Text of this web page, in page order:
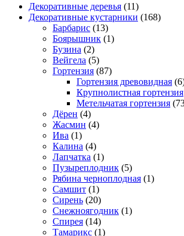
Декоративные деревья (11)
Декоративные кустарники (168)
Барбарис (13)
Боярышник (1)
Бузина (2)
Вейгела (5)
Гортензия (87)
Гортензия древовидная
Крупнолистная гортензия
Метельчатая гортензия
Дёрен (4)
Жасмин (4)
Ива (1)
Калина (4)
Лапчатка (1)
Пузыреплодник (5)
Рябина черноплодная (1)
Самшит (1)
Сирень (20)
Снежноягодник (1)
Спирея (14)
Тамарикс (1)